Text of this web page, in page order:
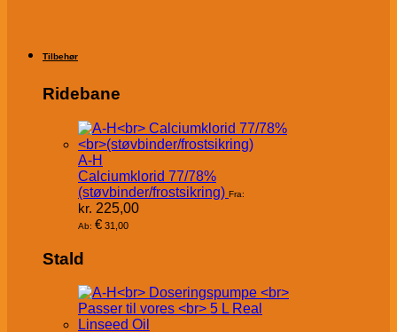
Tilbehør
Ridebane
A-H
Calciumklorid 77/78%
(støvbinder/frostsikring) Fra:
kr. 225,00
Ab: € 31,00
Stald